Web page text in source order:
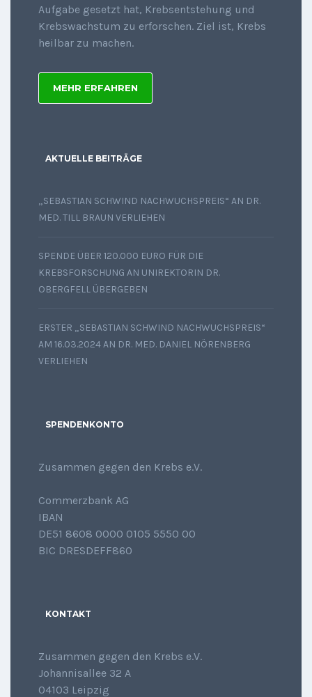
Aufgabe gesetzt hat, Krebsentstehung und
Krebswachstum zu erforschen. Ziel ist, Krebs
heilbar zu machen.
MEHR ERFAHREN
AKTUELLE BEITRÄGE
„SEBASTIAN SCHWIND NACHWUCHSPREIS“ AN DR.
MED. TILL BRAUN VERLIEHEN
SPENDE ÜBER 120.000 EURO FÜR DIE
KREBSFORSCHUNG AN UNIREKTORIN DR.
OBERGFELL ÜBERGEBEN
ERSTER „SEBASTIAN SCHWIND NACHWUCHSPREIS“
AM 16.03.2024 AN DR. MED. DANIEL NÖRENBERG
VERLIEHEN
SPENDENKONTO
Zusammen gegen den Krebs e.V.
Commerzbank AG
IBAN
DE51 8608 0000 0105 5550 00
BIC DRESDEFF860
KONTAKT
Zusammen gegen den Krebs e.V.
Johannisallee 32 A
04103 Leipzig